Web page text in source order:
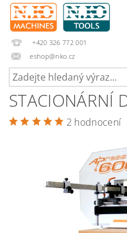
+420 326 772 001
eshop@nko.cz
STACIONÁRNÍ
2 hodnocení